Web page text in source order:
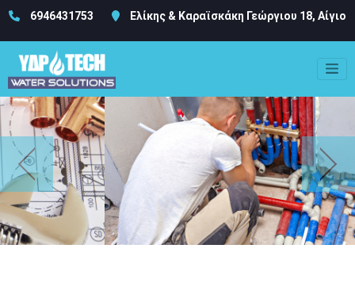
6946431753 Ελίκης & Καραϊσκάκη Γεώργιου 18, Αίγιο
Previous Next